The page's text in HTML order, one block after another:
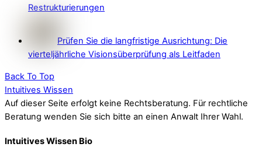
Restrukturierungen
Prüfen Sie die langfristige Ausrichtung: Die
vierteljährliche Visionsüberprüfung als Leitfaden
Back To Top
Intuitives Wissen
Auf dieser Seite erfolgt keine Rechtsberatung. Für rechtliche
Beratung wenden Sie sich bitte an einen Anwalt Ihrer Wahl.
Intuitives Wissen Bio